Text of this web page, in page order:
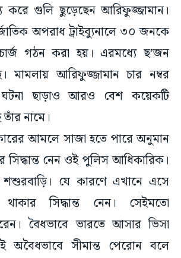
করে গুলি ছুড়েছেন আরিফুজ্জামান।
অপরাধ ট্রাইব্যুনালে ৩০ জনকে
গঠন করা হয়। এরমধ্যে ছ’জন
মামলায় আরিফুজ্জামান চার নম্বর
ছাড়াও আরও বেশ কয়েকটি
নামে।
আমলে সাজা হতে পারে অনুমান
সিদ্ধান্ত নেন ওই পুলিস আধিকারিক।
শশুরবাড়ি। যে কারণে এখানে এসে
থাকার সিদ্ধান্ত নেন। সেইমতো
বৈধভাবে ভারতে আসার ভিসা
অবৈধভাবে সীমান্ত পেরোন বলে